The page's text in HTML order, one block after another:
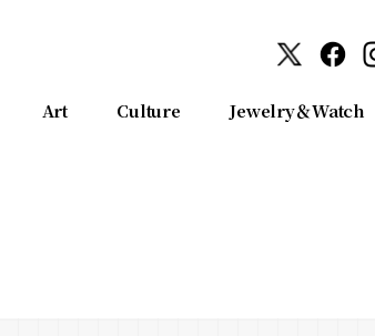
Art Culture Jewelry＆Watch